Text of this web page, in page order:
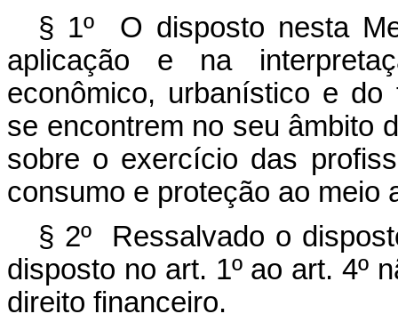
§ 1º O disposto nesta
aplicação e na
econômico, urbanístico e
se encontrem no seu âmbito
sobre o exercício das
consumo e proteção ao meio
§ 2º Ressalvado o
disposto no art. 1º ao art. 4º
direito financeiro.